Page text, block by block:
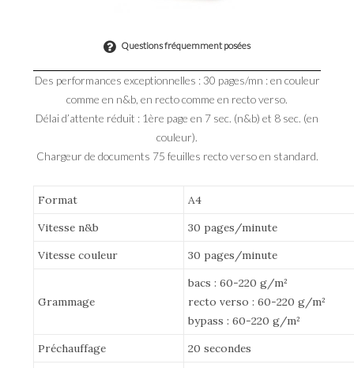
Questions fréquemment posées
Des performances exceptionnelles : 30 pages/mn : en couleur
comme en n&b, en recto comme en recto verso.
Délai d’attente réduit : 1ère page en 7 sec. (n&b) et 8 sec. (en
couleur).
Chargeur de documents 75 feuilles recto verso en standard.
Format
A4
Vitesse n&b
30 pages/minute
Vitesse couleur
30 pages/minute
Grammage
bacs : 60-220 g/m²
recto verso : 60-220 g/m²
bypass : 60-220 g/m²
Préchauffage
20 secondes